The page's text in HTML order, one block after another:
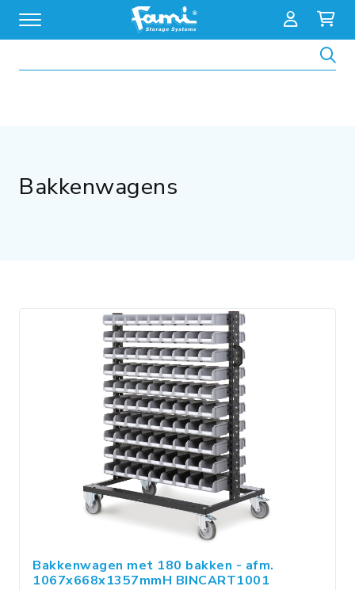
Bakkenwagens
Bakkenwagen met 180 bakken - afm.
1067x668x1357mmH BINCART1001